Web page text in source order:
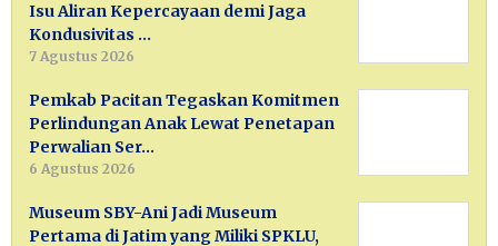
Isu Aliran Kepercayaan demi Jaga
Kondusivitas …
7 Agustus 2026
Pemkab Pacitan Tegaskan Komitmen
Perlindungan Anak Lewat Penetapan
Perwalian Ser…
6 Agustus 2026
Museum SBY-Ani Jadi Museum
Pertama di Jatim yang Miliki SPKLU,